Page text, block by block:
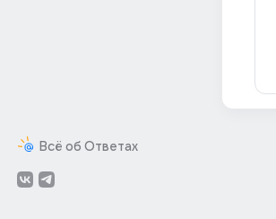
Всё об Ответах